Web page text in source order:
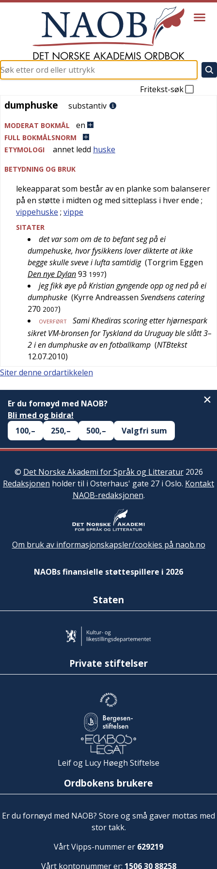
Fritekst-søk
dumphuske
dumphuske substantiv
MODERAT BOKMÅL en
FULL BOKMÅLSNORM
ETYMOLOGI
annet ledd huske
BETYDNING OG BRUK
lekeapparat som består av en planke som balanserer
på en støtte i midten og med sitteplass i hver ende ;
vippehuske ; vippe
SITATER
det var som om de to befant seg på ei
dumpehuske, hvor fysikkens lover dikterte at ikke
begge skulle sveve i lufta samtidig (Torgrim Eggen
Den nye Dylan93 1997)
jeg fikk øye på Kristian gyngende opp og ned på ei
dumphuske (Kyrre Andreassen Svendsens catering
270 2007)
OVERFØRT
Sami Khediras scoring etter hjørnespark
sikret VM-bronsen for Tyskland da Uruguay ble slått 3–
2 i en dumphuske av en fotballkamp (NTBtekst
12.07.2010)
Siter denne ordartikkelen
Er du fornøyd med NAOB?
Bli med og bidra!
100,–
250,– 500,– Valgfri sum
© Det Norske Akademi for Språk og Litteratur2026
Redaksjonen holder til i Osterhaus' gate 27 i Oslo. Kontakt
NAOB-redaksjonen.
Om bruk av informasjonskapsler/cookies på naob.no
NAOBs finansielle støttespillere i 2026
Staten
Private stiftelser
Leif og Lucy Høegh Stiftelse
Ordbokens brukere
Er du fornøyd med NAOB? Store og små gaver mottas med
stor takk.
Vårt Vipps-nummer er 629219
Vårt kontonummer er: 1506 30 88258